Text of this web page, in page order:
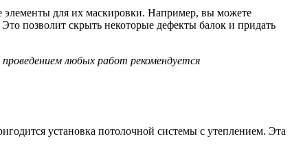
элементы для их маскировки. Например, вы можете
позволит скрыть некоторые дефекты балок и придать
любых работ рекомендуется
установка потолочной системы с утеплением. Эта